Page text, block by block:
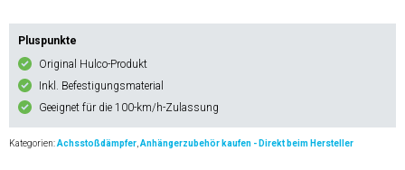
Pluspunkte
Original Hulco-Produkt
Inkl. Befestigungsmaterial
Geeignet für die 100-km/h-Zulassung
Kategorien:Achsstoßdämpfer Anhängerzubehör kaufen - Direkt beim Hersteller